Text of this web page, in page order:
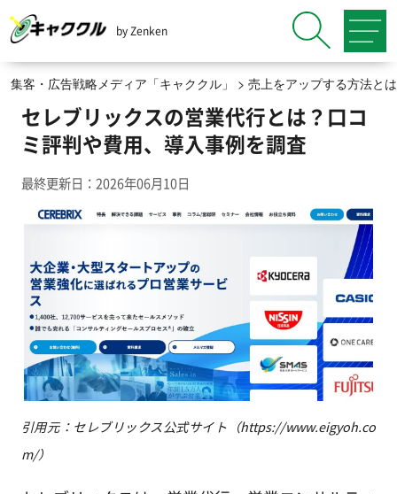
by Zenken
集客・広告戦略メディア「キャククル」 > 売上をアップする方法と
セレブリックスの営業代行とは？口コ
ミ評判や費用、導入事例を調査
最終更新日：2026年06月10日
引用元：セレブリックス公式サイト（https://www.eigyoh.co
m/）